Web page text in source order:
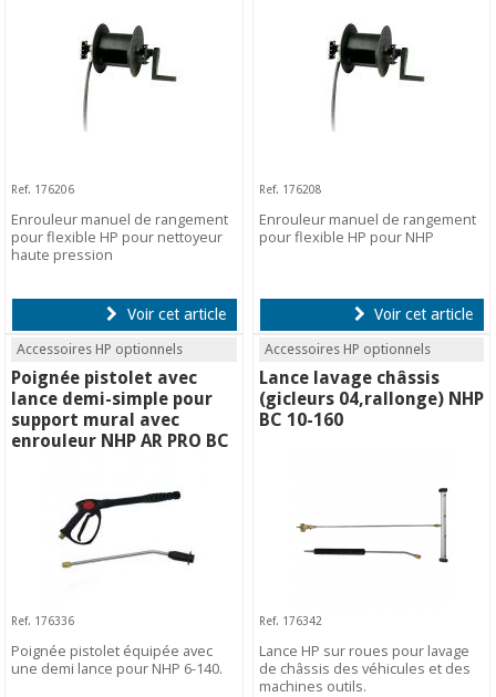
Ref. 176206
Enrouleur manuel de rangement
pour flexible HP pour nettoyeur
haute pression
Voir cet article
Ref. 176208
Enrouleur manuel de rangement
pour flexible HP pour NHP
Voir cet article
Accessoires HP optionnels
Poignée pistolet avec
lance demi-simple pour
support mural avec
enrouleur NHP AR PRO BC
Ref. 176336
Poignée pistolet équipée avec
une demi lance pour NHP 6-140.
Accessoires HP optionnels
Lance lavage châssis
(gicleurs 04,rallonge) NHP
BC 10-160
Ref. 176342
Lance HP sur roues pour lavage
de châssis des véhicules et des
machines outils.